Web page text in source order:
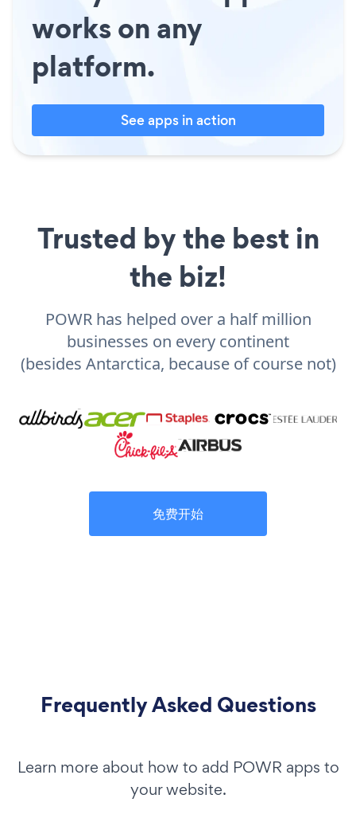
works on any
platform.
See apps in action
Trusted by the best in
the biz!
POWR has helped over a half million
businesses on every continent
(besides Antarctica, because of course not)
免费开始
Frequently Asked Questions
Learn more about how to add POWR apps to
your website.